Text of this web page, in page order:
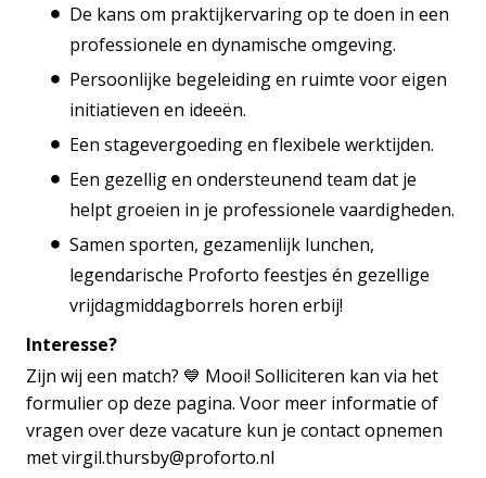
De kans om praktijkervaring op te doen in een
professionele en dynamische omgeving.
Persoonlijke begeleiding en ruimte voor eigen
initiatieven en ideeën.
Een stagevergoeding en flexibele werktijden.
Een gezellig en ondersteunend team dat je
helpt groeien in je professionele vaardigheden.
Samen sporten, gezamenlijk lunchen,
legendarische Proforto feestjes én gezellige
vrijdagmiddagborrels horen erbij!
Interesse?
Zijn wij een match? 💙 Mooi! Solliciteren kan via het
formulier op deze pagina. Voor meer informatie of
vragen over deze vacature kun je contact opnemen
met virgil.thursby@proforto.nl